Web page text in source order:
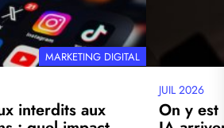
THÉMATIQUE
MARKETING DIGITAL
interdits aux
Date
mise
à
JUIL 2026
On y